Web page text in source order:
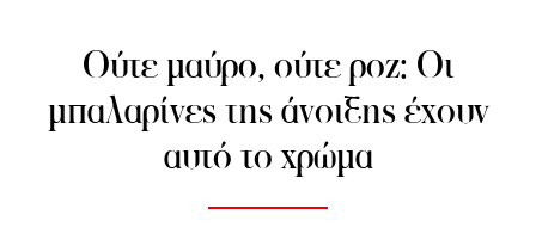
Ούτε μαύρο, ούτε ροζ: Οι
μπαλαρίνες της άνοιξης έχουν
αυτό το χρώμα